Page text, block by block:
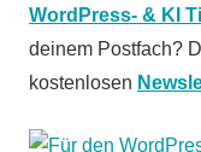
WordPress- & KI
deinem Postfach?
kostenlosen